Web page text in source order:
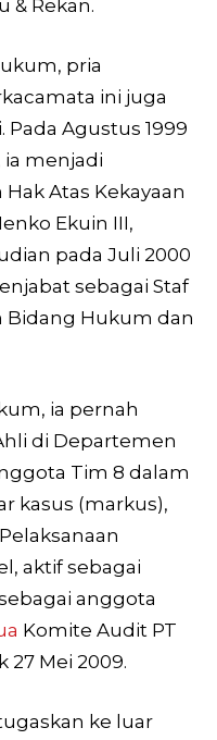
& Rekan.
pria
ini juga
Agustus 1999
ia menjadi
Atas Kekayaan
Ekuin III,
pada Juli 2000
sebagai Staf
Bidang Hukum dan
ia pernah
di Departemen
Tim 8 dalam
kasus (markus),
aktif sebagai
anggota
Komite Audit PT
27 Mei 2009.
ke luar